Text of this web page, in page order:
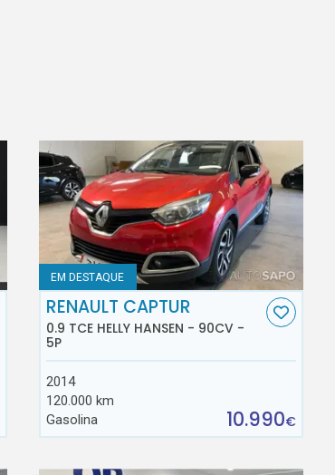
EM DESTAQUE
RENAULT CAPTUR
0.9 TCE HELLY HANSEN - 90CV -
5P
2014
120.000 km
Gasolina
10.990€